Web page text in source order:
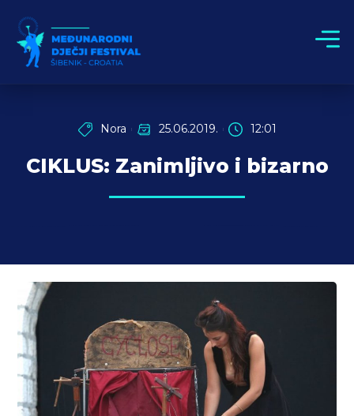
Nora 25.06.2019. 12:01
CIKLUS: Zanimljivo i bizarno